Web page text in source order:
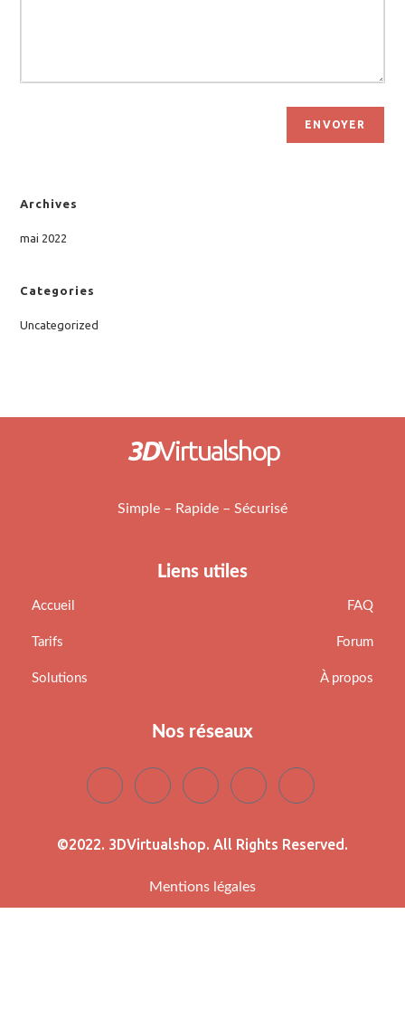
ENVOYER
Archives
mai 2022
Categories
Uncategorized
3DVirtualshop
Simple – Rapide – Sécurisé
Liens utiles
Accueil
Tarifs
Solutions
FAQ
Forum
À propos
Nos réseaux
©2022. 3DVirtualshop. All Rights Reserved.
Mentions légales